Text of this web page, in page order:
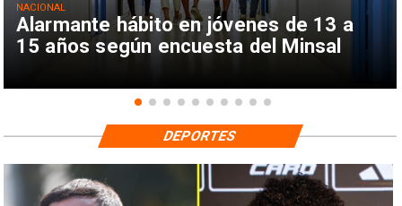
Alarmante hábito en jóvenes de 13 a
15 años según encuesta del Minsal
NACIONAL
DEPORTES